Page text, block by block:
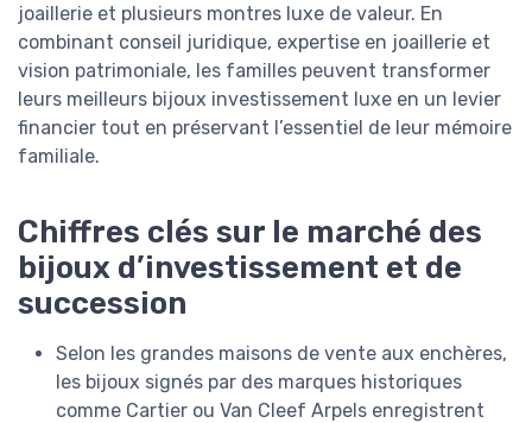
joaillerie et plusieurs montres luxe de valeur. En
combinant conseil juridique, expertise en joaillerie et
vision patrimoniale, les familles peuvent transformer
leurs meilleurs bijoux investissement luxe en un levier
financier tout en préservant l’essentiel de leur mémoire
familiale.
Chiffres clés sur le marché des
bijoux d’investissement et de
succession
Selon les grandes maisons de vente aux enchères,
les bijoux signés par des marques historiques
comme Cartier ou Van Cleef Arpels enregistrent